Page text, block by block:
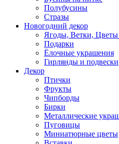
Полубусины
Стразы
Новогодний декор
Ягоды, Ветки, Цветы
Подарки
Ёлочные украшения
Гирлянды и подвески
Декор
Птички
Фрукты
Чипборды
Бирки
Металлические
Пуговицы
Миниатюрные цветы